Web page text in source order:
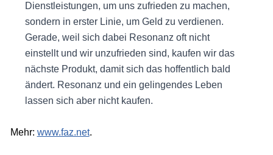
Dienstleistungen, um uns zufrieden zu machen,
sondern in erster Linie, um Geld zu verdienen.
Gerade, weil sich dabei Resonanz oft nicht
einstellt und wir unzufrieden sind, kaufen wir das
nächste Produkt, damit sich das hoffentlich bald
ändert. Resonanz und ein gelingendes Leben
lassen sich aber nicht kaufen.
Mehr: www.faz.net.